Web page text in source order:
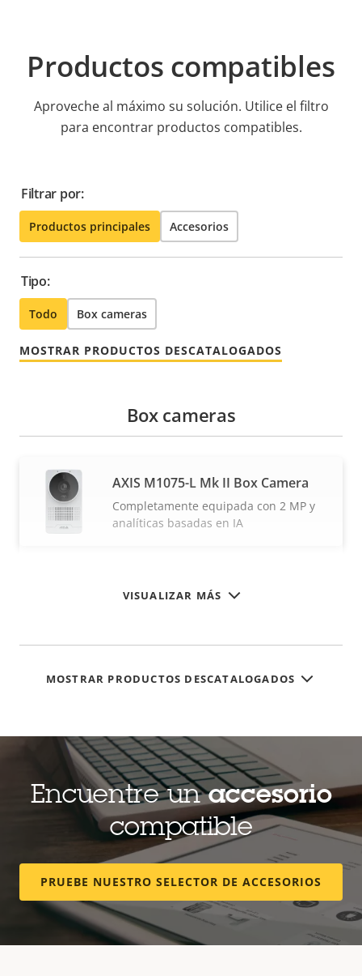
Productos compatibles
Aproveche al máximo su solución. Utilice el filtro
para encontrar productos compatibles.
Filtrar por:
Productos principales Accesorios
Tipo:
Todo Box cameras
MOSTRAR PRODUCTOS DESCATALOGADOS
VISUALIZAR MÁS
Box cameras
AXIS M1075-L Mk II Box Camera
Completamente equipada con 2 MP y
analíticas basadas en IA
MOSTRAR PRODUCTOS DESCATALOGADOS
Encuentre unaccesorio
compatible
PRUEBE NUESTRO SELECTOR DE ACCESORIOS